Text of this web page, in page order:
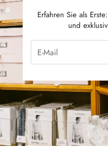
Erfahren Sie als
und